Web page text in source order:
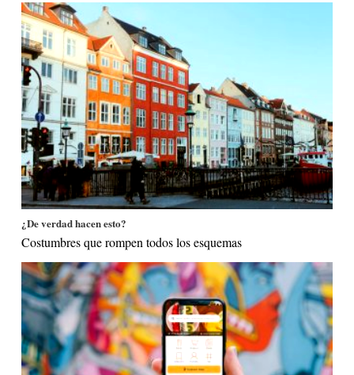
¿De verdad hacen esto?
Costumbres que rompen todos los esquemas